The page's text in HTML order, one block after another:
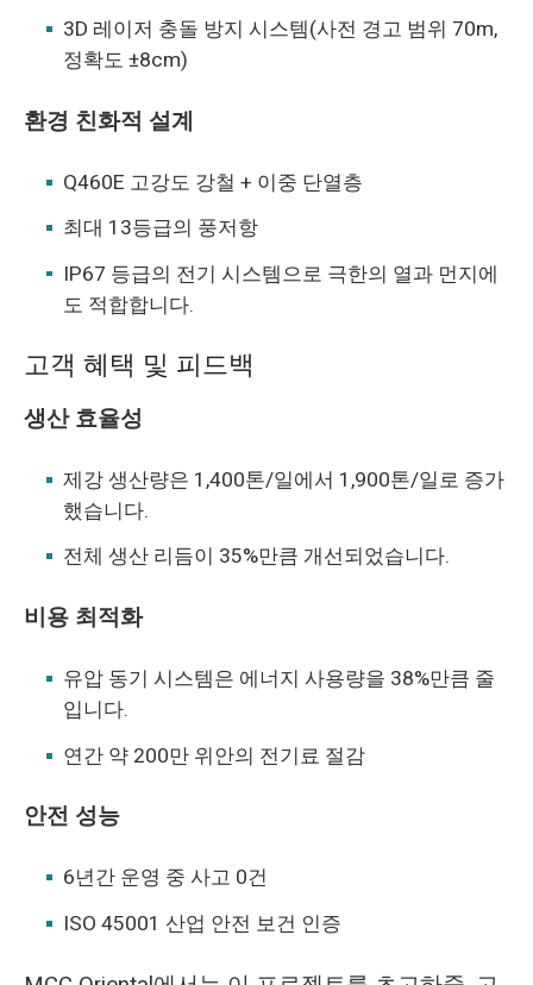
3D 레이저 충돌 방지 시스템(사전 경고 범위 70m,
정확도 ±8cm)
환경 친화적 설계
Q460E 고강도 강철 + 이중 단열층
최대 13등급의 풍저항
IP67 등급의 전기 시스템으로 극한의 열과 먼지에
도 적합합니다.
고객 혜택 및 피드백
생산 효율성
제강 생산량은 1,400톤/일에서 1,900톤/일로 증가
했습니다.
전체 생산 리듬이 35%만큼 개선되었습니다.
비용 최적화
유압 동기 시스템은 에너지 사용량을 38%만큼 줄
입니다.
연간 약 200만 위안의 전기료 절감
안전 성능
6년간 운영 중 사고 0건
ISO 45001 산업 안전 보건 인증